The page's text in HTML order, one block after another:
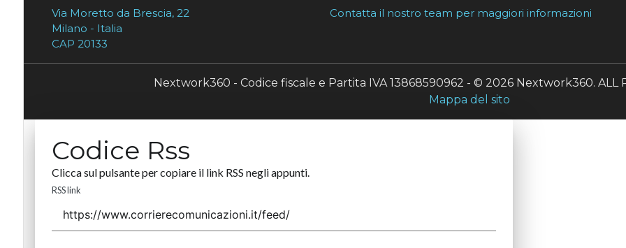
Via Moretto da Brescia, 22
Milano - Italia
CAP 20133
Contatta il nostro team per maggiori informazioni
Nextwork360 - Codice fiscale e Partita IVA 13868590962 - © 2026 Nextwork360. ALL
Mappa del sito
Codice Rss
Clicca sul pulsante per copiare il link RSS negli appunti.
RSS link